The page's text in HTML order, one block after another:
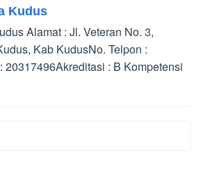
Kudus
Alamat : Jl. Veteran No. 3,
Kab KudusNo. Telpon :
: B Kompetensi